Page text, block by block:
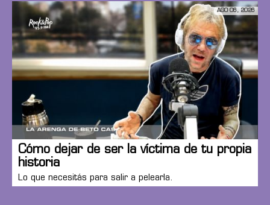
AGO 06, 2026
Cómo dejar de ser la víctima de tu propia
historia
Lo que necesitás para salir a pelearla.